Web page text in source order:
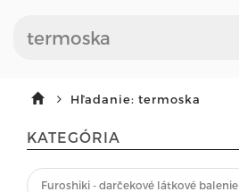
Hľadanie: termoska
KATEGÓRIA
Furoshiki - darčekové látkové balenie